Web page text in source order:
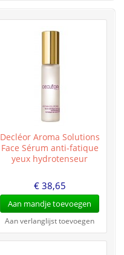
Decléor Aroma Solutions
Face Sérum anti-fatique
yeux hydrotenseur
€ 38,65
Aan mandje toevoegen
Aan verlanglijst toevoegen